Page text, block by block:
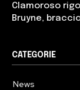
Clamoroso
Bruyne,
CATEGORIE
News